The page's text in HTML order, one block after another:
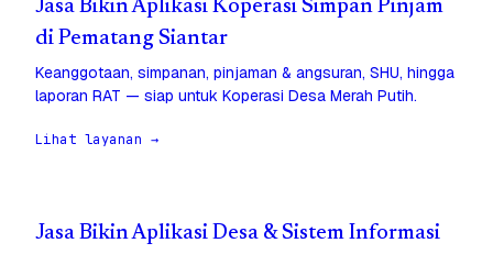
Jasa Bikin Aplikasi Koperasi Simpan Pinjam
di Pematang Siantar
Keanggotaan, simpanan, pinjaman & angsuran, SHU, hingga
laporan RAT — siap untuk Koperasi Desa Merah Putih.
Lihat layanan →
Jasa Bikin Aplikasi Desa & Sistem Informasi